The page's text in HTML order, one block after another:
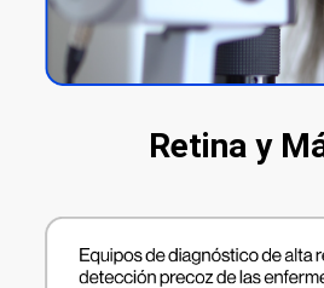
Retina y